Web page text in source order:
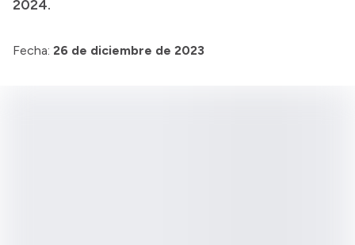
Presupuesto
2024.
Fecha: 26 de diciembre de 2023